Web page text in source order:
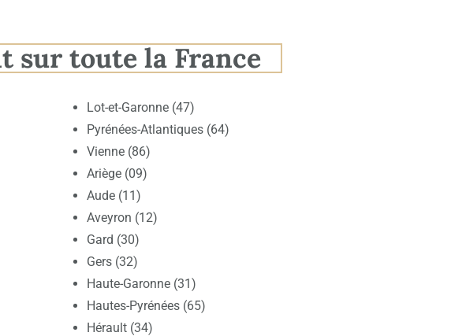
sur toute la France
Lot-et-Garonne (47)
Pyrénées-Atlantiques (64)
Vienne (86)
Ariège (09)
Aude (11)
Aveyron (12)
Gard (30)
Gers (32)
Haute-Garonne (31)
Hautes-Pyrénées (65)
Hérault (34)